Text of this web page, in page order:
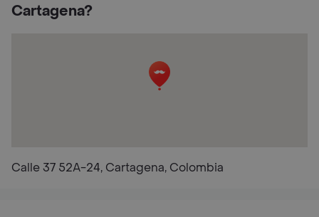
Cartagena?
Calle 37 52A-24, Cartagena, Colombia